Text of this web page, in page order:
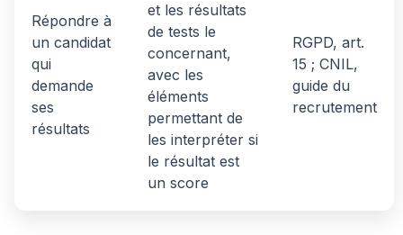
Répondre à
un candidat
qui
demande
ses
résultats
et les résultats
de tests le
concernant,
avec les
éléments
permettant de
les interpréter si
le résultat est
un score
RGPD, art.
15 ; CNIL,
guide du
recrutement